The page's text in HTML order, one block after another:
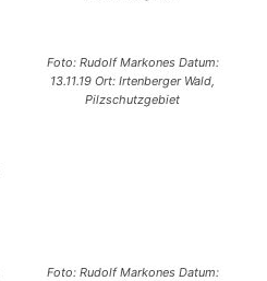
Foto: Rudolf Markones Datum:
13.11.19 Ort: Irtenberger Wald,
Pilzschutzgebiet
Foto: Rudolf Markones Datum: